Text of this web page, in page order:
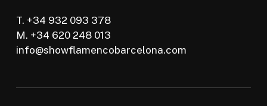
T. +34 932 093 378
M. +34 620 248 013
info@showflamencobarcelona.com